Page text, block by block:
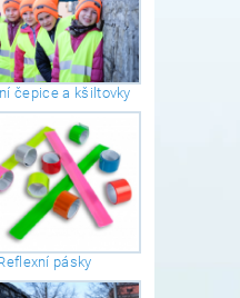
čepice a kšiltovky
pásky